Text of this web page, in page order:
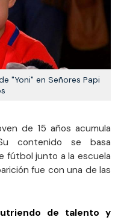
"Yoni" en Señores Papi
de 15 años acumula
contenido se basa
fútbol junto a la escuela
fue con una de las
de talento y